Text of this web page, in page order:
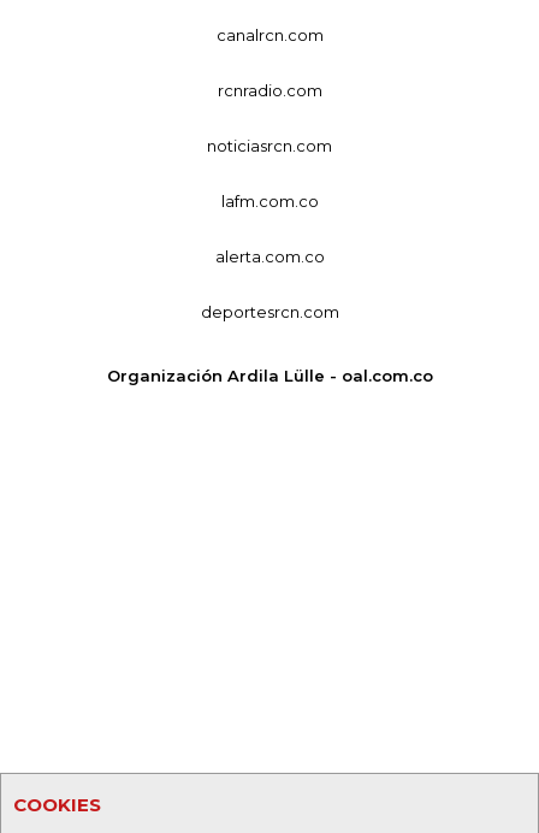
COOKIES
canalrcn.com
rcnradio.com
noticiasrcn.com
lafm.com.co
alerta.com.co
deportesrcn.com
Organización Ardila Lülle - oal.com.co